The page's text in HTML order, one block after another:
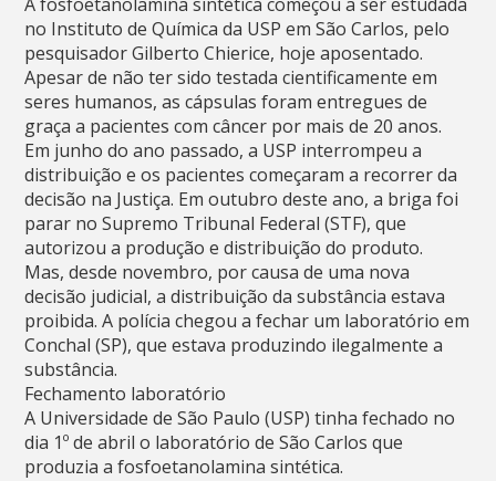
no Instituto de Química da USP em São Carlos, pelo
pesquisador Gilberto Chierice, hoje aposentado.
Apesar de não ter sido testada cientificamente em
seres humanos, as cápsulas foram entregues de
graça a pacientes com câncer por mais de 20 anos.
Em junho do ano passado, a USP interrompeu a
distribuição e os pacientes começaram a recorrer da
decisão na Justiça. Em outubro deste ano, a briga foi
parar no Supremo Tribunal Federal (STF), que
autorizou a produção e distribuição do produto.
Mas, desde novembro, por causa de uma nova
decisão judicial, a distribuição da substância estava
proibida. A polícia chegou a fechar um laboratório em
Conchal (SP), que estava produzindo ilegalmente a
substância.
Fechamento laboratório
A Universidade de São Paulo (USP) tinha fechado no
dia 1º de abril o laboratório de São Carlos que
produzia a fosfoetanolamina sintética.